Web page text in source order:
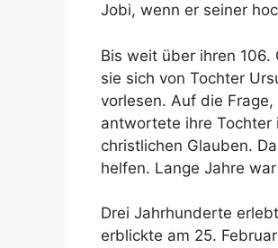
Jobi, wenn er seiner
Bis weit über ihren
sie sich von Tochter
vorlesen. Auf die
antwortete ihre Tochter
christlichen Glauben.
helfen. Lange Jahre
Drei Jahrhunderte
erblickte am 25.